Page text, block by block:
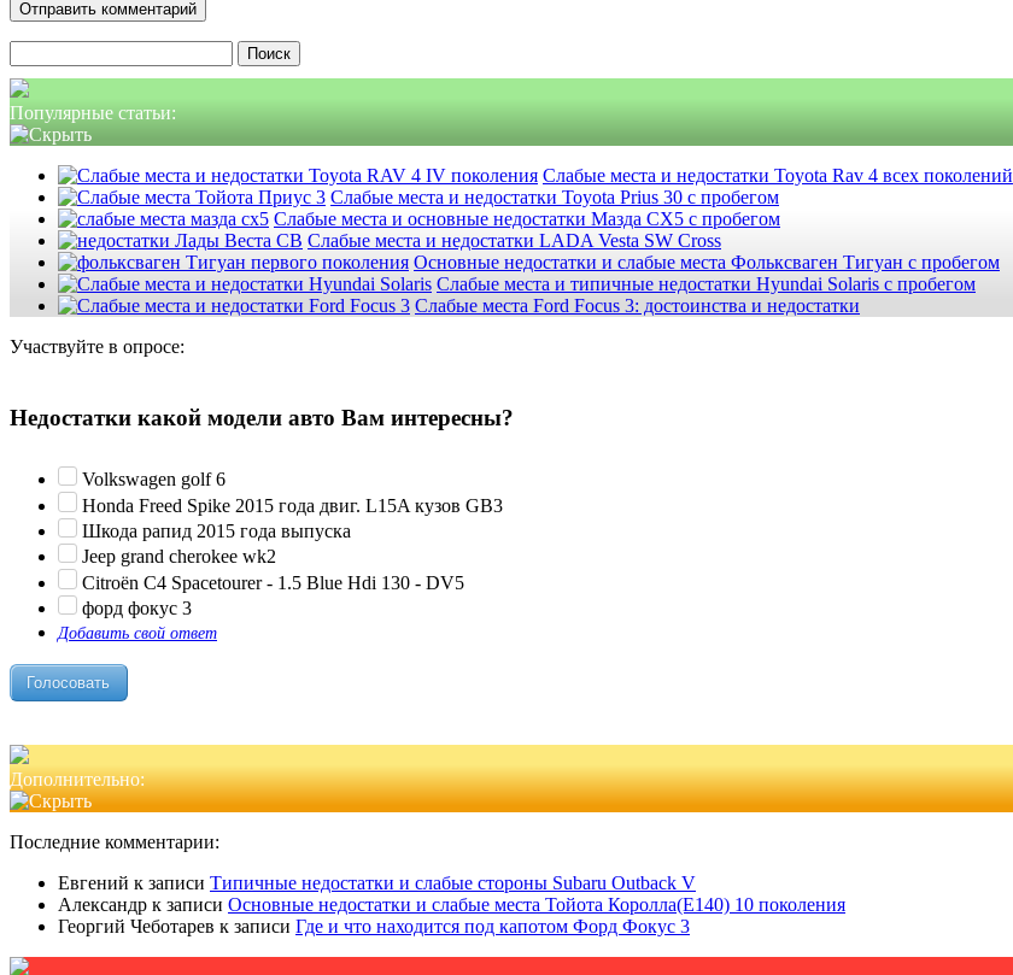
Популярные статьи:
Слабые места и недостатки Toyota Rav 4 всех поколений
Слабые места и недостатки Toyota Prius 30 с пробегом
Слабые места и основные недостатки Мазда СХ5 с пробегом
Слабые места и недостатки LADA Vesta SW Cross
Основные недостатки и слабые места Фольксваген Тигуан с пробегом
Слабые места и типичные недостатки Hyundai Solaris с пробегом
Слабые места Ford Focus 3: достоинства и недостатки
Участвуйте в опросе:
Недостатки какой модели авто Вам интересны?
Volkswagen golf 6
Honda Freed Spike 2015 года двиг. L15A кузов GB3
Шкода рапид 2015 года выпуска
Jeep grand cherokee wk2
Citroën C4 Spacetourer - 1.5 Blue Hdi 130 - DV5
форд фокус 3
Добавить свой ответ
Дополнительно:
Последние комментарии:
Евгений к записи Типичные недостатки и слабые стороны Subaru Outback V
Александр к записи Основные недостатки и слабые места Тойота Королла(Е140) 10 поколения
Георгий Чеботарев к записи Где и что находится под капотом Форд Фокус 3